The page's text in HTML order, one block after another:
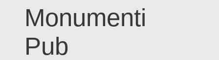
Monumenti
Pub